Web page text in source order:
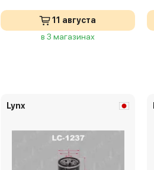
11 августа
в 3 магазинах
Lynx